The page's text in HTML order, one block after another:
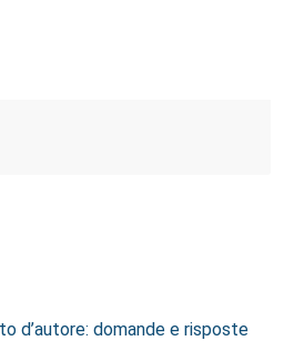
d’autore: domande e risposte